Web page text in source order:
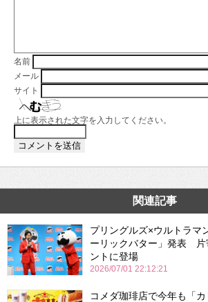
名前
メール
サイト
上に表示された文字を入力してください。
関連記事
プリングルズ×ウルトラマ
ーリックバター」発表 片
ントに登場
2026/07/01 22:12:21
コメダ珈琲店で今年も「